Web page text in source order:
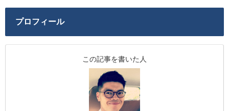
プロフィール
この記事を書いた人